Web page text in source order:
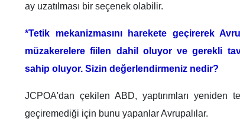
ay uzatılması bir seçenek olabilir.
*Tetik mekanizmasını harekete geçirerek
müzakerelere fiilen dahil oluyor ve gerekli
sahip oluyor. Sizin değerlendirmeniz nedir?
JCPOA'dan çekilen ABD, yaptırımları yeniden
geçiremediği için bunu yapanlar Avrupalılar.